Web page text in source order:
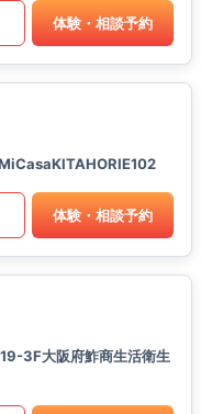
体験・相談予約
体験・相談予約
3F大阪府鮓商生活衛生